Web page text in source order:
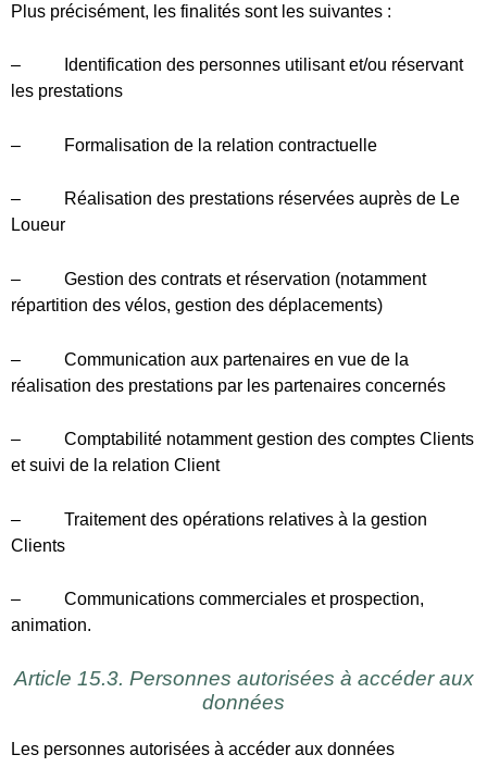
– Gestion des contrats et réservation (notamment
– Communication aux partenaires en vue de la
et suivi de la relation Client
animation.
données
collectées au sein du Loueur sont les suivantes : les salariés
du Loueur et ses partenaires intervenant sur les prestations
sous-traitants du Loueur participant à la réalisation et/ou
l’administration des prestations et étant amené à intervenir à
hypothèse, qu’il s’agisse de partenaires ou de sous-traitant,
cela est effectué dans le respect de la réglementation en